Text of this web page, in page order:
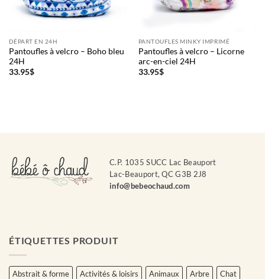
DÉPART EN 24H
Pantoufles à velcro – Boho bleu
24H
33.95$
PANTOUFLES MINKY IMPRIMÉ
Pantoufles à velcro – Licorne
arc-en-ciel 24H
33.95$
C.P. 1035 SUCC Lac Beauport
Lac-Beauport, QC G3B 2J8
info@bebeochaud.com
ÉTIQUETTES PRODUIT
Abstrait & forme Activités & loisirs Animaux Arbre
Chat